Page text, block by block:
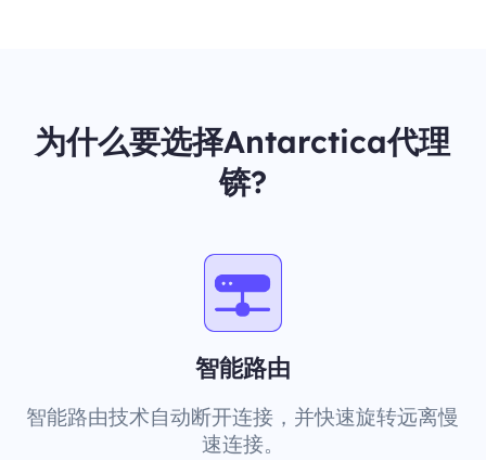
为什么要选择Antarctica代理
锛?
智能路由
智能路由技术自动断开连接，并快速旋转远离慢
速连接。